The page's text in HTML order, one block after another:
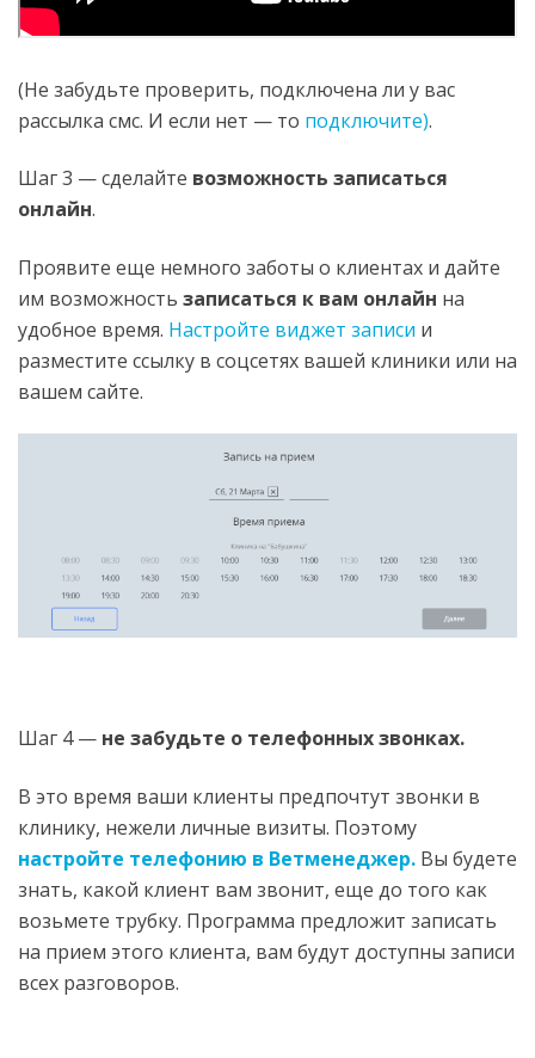
(Не забудьте проверить, подключена ли у вас
рассылка смс. И если нет — то подключите).
Шаг 3 — сделайте возможность записаться
онлайн.
Проявите еще немного заботы о клиентах и дайте
им возможность записаться к вам онлайн на
удобное время. Настройте виджет записи и
разместите ссылку в соцсетях вашей клиники или на
вашем сайте.
Шаг 4 — не забудьте о телефонных звонках.
В это время ваши клиенты предпочтут звонки в
клинику, нежели личные визиты. Поэтому
настройте телефонию в Ветменеджер. Вы будете
знать, какой клиент вам звонит, еще до того как
возьмете трубку. Программа предложит записать
на прием этого клиента, вам будут доступны записи
всех разговоров.